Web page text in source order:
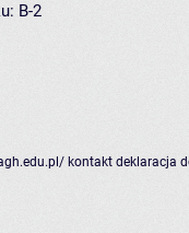
B-2
kontakt deklaracja